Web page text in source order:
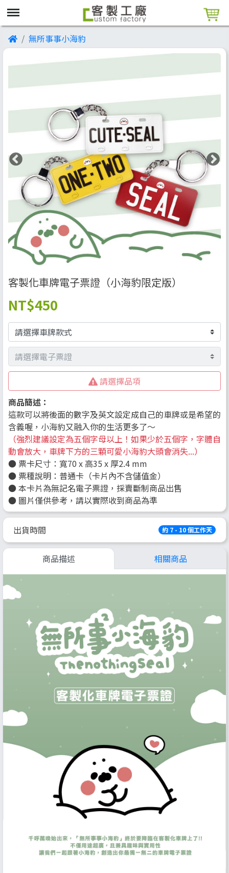
無所事事小海豹
客製化車牌電子票證（小海豹限定版）
NT$450
請選擇品項
商品簡述：
這款可以將後面的數字及英文設定成自己的車牌或是希望的
含義喔，小海豹又融入你的生活更多了～
（強烈建議設定為五個字母以上！如果少於五個字，字體自
動會放大，車牌下方的三顆可愛小海豹大頭會消失...）
● 票卡尺寸：寬70 x 高35 x 厚2.4 mm
● 票種說明：普通卡（卡片內不含儲值金）
● 本卡片為無記名電子票證，採賣斷制商品出售
● 圖片僅供參考，請以實際收到商品為準
出貨時間 約 7 - 10 個工作天
商品描述 相關商品